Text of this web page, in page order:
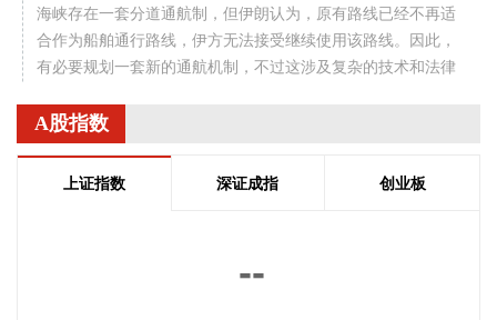
海峡存在一套分道通航制，但伊朗认为，原有路线已经不再适
合作为船舶通行路线，伊方无法接受继续使用该路线。因此，
有必要规划一套新的通航机制，不过这涉及复杂的技术和法律
通航路线最终确定之前，将首先设立一条临时航道，并以此作
为未来正式路线的基础。在这一问题上，伊朗和阿曼两国的军
事部门已根据现有海图展开磋商。待相关谈判完成并形成最终
8月8日，阿维塔07L正式上市，搭载896线双光路图像级激光
A股指数
上证指数 深证成指 创业板
--